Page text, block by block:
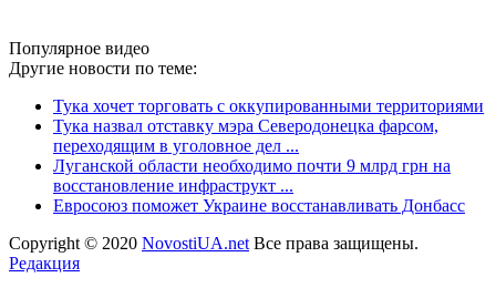
Популярное видео
Другие новости по теме:
Тука хочет торговать с оккупированными территориями
Тука назвал отставку мэра Северодонецка фарсом,
переходящим в уголовное дел ...
Луганской области необходимо почти 9 млрд грн на
восстановление инфраструкт ...
Евросоюз поможет Украине восстанавливать Донбасс
Copyright © 2020 NovostiUA.net Все права защищены.
Редакция